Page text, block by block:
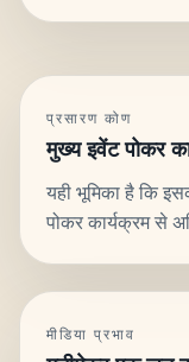
प्रसारण कोण
मुख्य इवेंट पोकर
यही भूमिका है कि
पोकर कार्यक्रम से
मीडिया प्रभाव